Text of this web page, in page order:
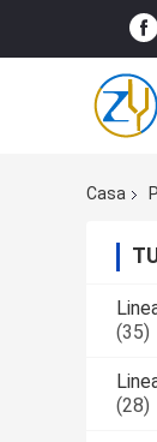
Casa
(35)
(28)